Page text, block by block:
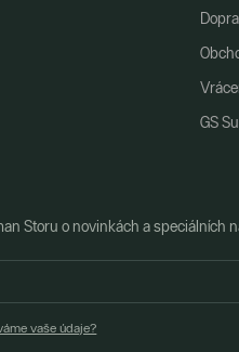
GS
Storu o novinkách a speciálních
vaše údaje?